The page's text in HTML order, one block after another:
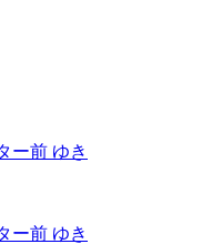
ー前 ゆき
ー前 ゆき